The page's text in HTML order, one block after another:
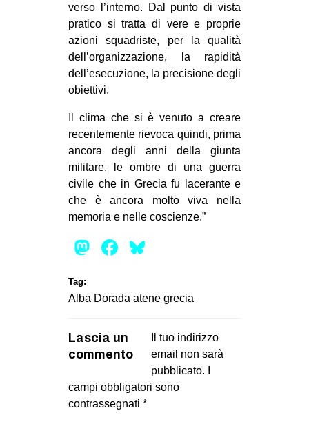
verso l’interno. Dal punto di vista
pratico si tratta di vere e proprie
azioni squadriste, per la qualità
dell’organizzazione, la rapidità
dell’esecuzione, la precisione degli
obiettivi.
Il clima che si è venuto a creare
recentemente rievoca quindi, prima
ancora degli anni della giunta
militare, le ombre di una guerra
civile che in Grecia fu lacerante e
che è ancora molto viva nella
memoria e nelle coscienze.”
Mastodon
Facebook
Tag:
Alba Dorada atene grecia
Lascia un
commento
Il tuo indirizzo
email non sarà
pubblicato.
campi obbligatori sono
contrassegnati *